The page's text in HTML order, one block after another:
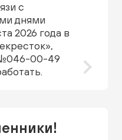
с
днями
2026 года в
№046-00-49